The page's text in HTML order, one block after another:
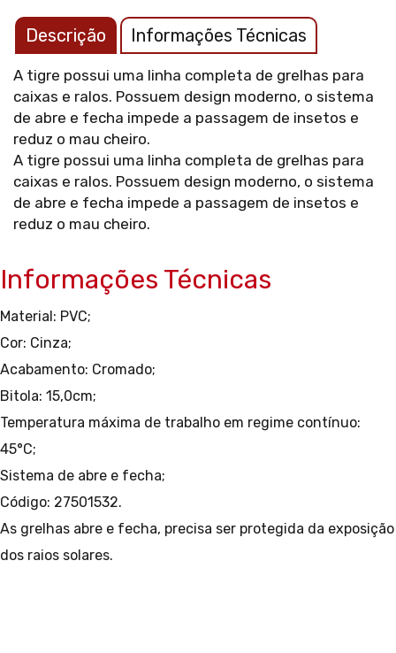
Descrição Informações Técnicas
A tigre possui uma linha completa de grelhas para
caixas e ralos. Possuem design moderno, o sistema
de abre e fecha impede a passagem de insetos e
reduz o mau cheiro.
A tigre possui uma linha completa de grelhas para
caixas e ralos. Possuem design moderno, o sistema
de abre e fecha impede a passagem de insetos e
reduz o mau cheiro.
Informações Técnicas
Material: PVC;
Cor: Cinza;
Acabamento: Cromado;
Bitola: 15,0cm;
Temperatura máxima de trabalho em regime contínuo:
45°C;
Sistema de abre e fecha;
Código: 27501532.
As grelhas abre e fecha, precisa ser protegida da exposição
dos raios solares.